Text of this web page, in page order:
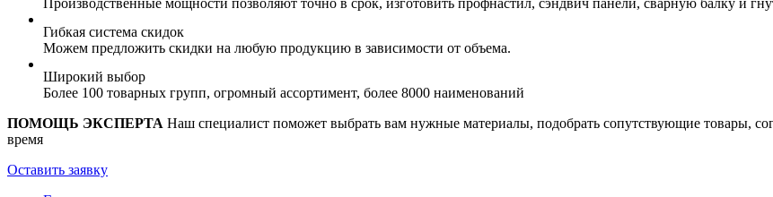
Производственные мощности позволяют точно в срок, изготовить профнастил, сэндвич панели, сварную балку и
Гибкая система скидок
Можем предложить скидки на любую продукцию в зависимости от объема.
Широкий выбор
Более 100 товарных групп, огромный ассортимент, более 8000 наименований
ПОМОЩЬ ЭКСПЕРТА Наш специалист поможет выбрать вам нужные материалы, подобрать сопутствующие товары,
время
Оставить заявку